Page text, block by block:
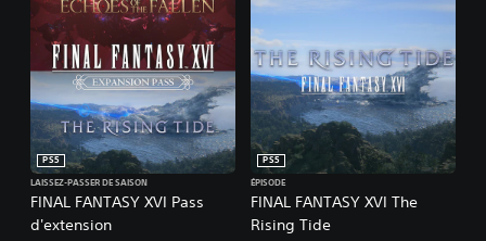
FINAL FANTASY XVI Pass
d'extension
PS5
LAISSEZ-PASSER DE SAISON
FINAL FANTASY XVI The
Rising Tide
PS5
ÉPISODE